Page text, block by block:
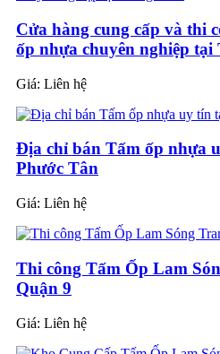
Cửa hàng cung cấp và thi
ốp nhựa chuyên nghiệp tại
Giá: Liên hệ
Địa chỉ bán Tấm ốp nhựa
Phước Tân
Giá: Liên hệ
Thi công Tấm Ốp Lam
Quận 9
Giá: Liên hệ